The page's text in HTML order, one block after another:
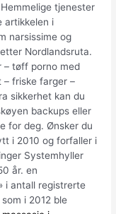
tjenester
artikkelen i
narsissime og
Nordlandsruta.
– tøff porno med
friske farger –
sikkerhet kan du
backups eller
for deg. Ønsker du
i 2010 og forfaller i
Systemhyller
år. en
i antall registrerte
i 2012 ble